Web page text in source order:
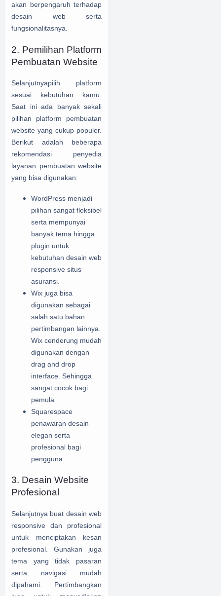
akan berpengaruh terhadap
desain web serta
fungsionalitasnya.
2. Pemilihan Platform
Pembuatan Website
Selanjutnyapilih platform
sesuai kebutuhan kamu.
Saat ini ada banyak sekali
pilihan platform pembuatan
website yang cukup populer.
Berikut adalah beberapa
rekomendasi penyedia
layanan pembuatan website
yang bisa digunakan:
WordPress menjadi
pilihan sangat fleksibel
serta mempunyai
banyak tema hingga
plugin untuk
kebutuhan desain web
responsive situs
asuransi.
Wix juga bisa
digunakan sebagai
salah satu bahan
pertimbangan lainnya.
Wix cenderung mudah
digunakan dengan
drag and drop
interface. Sehingga
sangat cocok bagi
pemula
Squarespace
penawaran desain
elegan serta
profesional bagi
pengguna.
3. Desain Website
Profesional
Selanjutnya buat desain web
responsive dan profesional
untuk menciptakan kesan
profesional. Gunakan juga
tema yang tidak pasaran
serta navigasi mudah
dipahami. Pertimbangkan